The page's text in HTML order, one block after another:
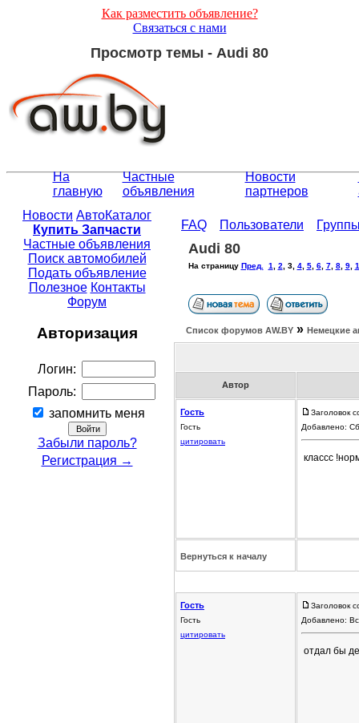
Как разместить объявление?
Связаться с нами
Просмотр темы - Audi 80
На
главную
Частные
объявления
Новости
партнеров
Новости АвтоКаталог
Купить Запчасти
Частные объявления
Поиск автомобилей
Подать объявление
Полезное Контакты
Форум
Авторизация
Логин:
Пароль:
запомнить меня
Забыли пароль?
Регистрация →
FAQ Пользователи
Audi 80
На страницу Пред. 1 2 3, 4, 5, 6, 7, 8, 9,
Список форумов АW.BY » Немецкие
Автор
Гость
Гость
цитировать
Заголовок
Добавлено:
классс
Вернуться к началу
Гость
Гость
цитировать
Заголовок
Добавлено:
отдал бы